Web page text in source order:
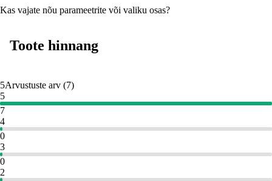
Kas vajate nõu parameetrite või valiku osas?
Toote hinnang
5Arvustuste arv (7)
5
7
4
0
3
0
2